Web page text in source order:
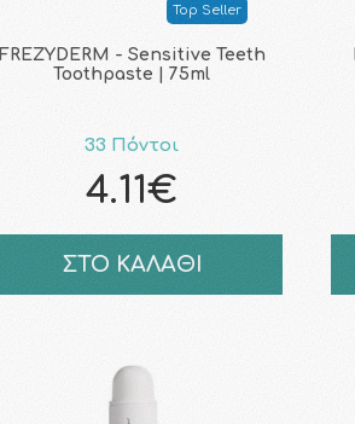
Top Seller
FREZYDERM - Sensitive Teeth
Toothpaste | 75ml
33 Πόντοι
4.11€
ΣΤΟ ΚΑΛΑΘΙ